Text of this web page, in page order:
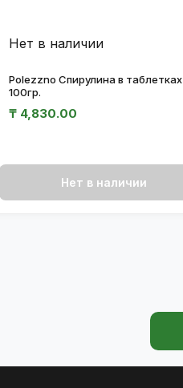
Нет в наличии
Polezzno Спирулина в таблетках
100гр.
₸ 4,830.00
Нет в наличии